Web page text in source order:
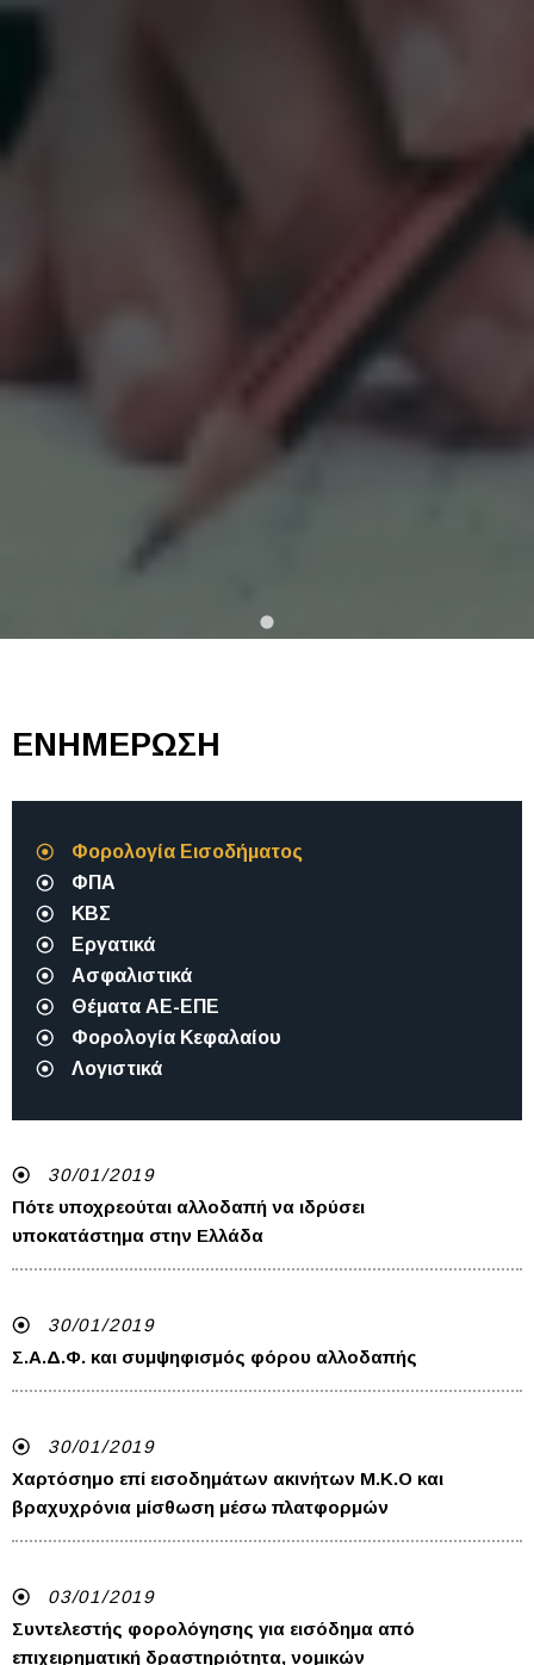
ΕΝΗΜΕΡΩΣΗ
Φορολογία Εισοδήματος
ΦΠΑ
ΚΒΣ
Εργατικά
Ασφαλιστικά
Θέματα ΑΕ-ΕΠΕ
Φορολογία Κεφαλαίου
Λογιστικά
30/01/2019
Πότε υποχρεούται αλλοδαπή να ιδρύσει
υποκατάστημα στην Ελλάδα
30/01/2019
Σ.Α.Δ.Φ. και συμψηφισμός φόρου αλλοδαπής
30/01/2019
Χαρτόσημο επί εισοδημάτων ακινήτων Μ.Κ.Ο και
βραχυχρόνια μίσθωση μέσω πλατφορμών
03/01/2019
Συντελεστής φορολόγησης για εισόδημα από
επιχειρηματική δραστηριότητα, νομικών